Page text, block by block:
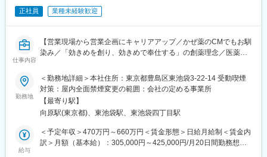
携わっていただきます。財務として専門性を高めていただくこと
【配属組織】経理・財務部には18名が在籍しております。
・経理課 12名（20～50代 女性、30～50代 男性）
・債権債務管理課 3名（40～50代男性）
【社内の雰囲気】
直近でM&Aを進めており、店舗数が急拡大。ここ数年で社員数も
全社で組織やサービスを作っているフェーズのため、アイデアや
意見が取り入られやすい環境です。
正社員 業種未経験歓迎
仕事内容
【営業現場から営業企画にキャリアアップ／かぜ薬のCMでもお馴
染み／「効きめを創り、効きめで奉仕する」の創薬理念／医薬品
集します！】
■業務概要：
全社・ブランド別の売上計画およびKPI管理を基盤に、マーケティ
ングと連携した営業戦略の立案から取引条件設計、営業施策の展
開、進捗・効果検証までを一貫して担っていただきます。
勤務地
＜勤務地詳細＞本社住所：東京都豊島区東池袋3-22-14 受動喫煙
対策：屋内全面禁煙変更の範囲：会社の定める事業所
【最寄り駅】
向原駅(東京都)、東池袋駅、東池袋四丁目駅
給与
＜予定年収＞470万円～660万円＜賃金形態＞日給月給制＜賃金内
訳＞月額（基本給）：305,000円～425,000円/月20日間勤務想定